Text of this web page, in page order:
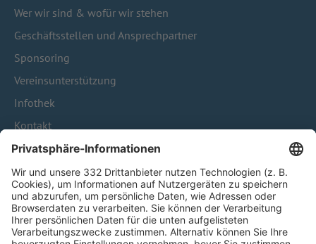
Wer wir sind & wofür wir stehen
Geschäftsstellen und Ansprechpartner
Sponsoring
Vereinsunterstützung
Infothek
Kontakt
HÄUFIG BESUCHTE SEITEN
Pässe und Vereinswechsel
Trainerausbildung
Schulungsangebot Vereinsmitarbeiter